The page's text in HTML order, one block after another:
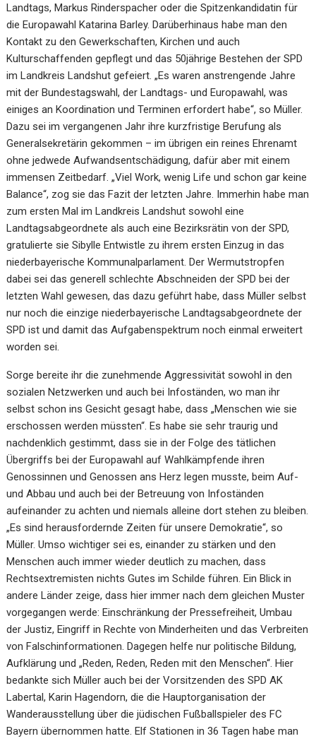
Landtags, Markus Rinderspacher oder die Spitzenkandidatin für
die Europawahl Katarina Barley. Darüberhinaus habe man den
Kontakt zu den Gewerkschaften, Kirchen und auch
Kulturschaffenden gepflegt und das 50jährige Bestehen der SPD
im Landkreis Landshut gefeiert. „Es waren anstrengende Jahre
mit der Bundestagswahl, der Landtags- und Europawahl, was
einiges an Koordination und Terminen erfordert habe“, so Müller.
Dazu sei im vergangenen Jahr ihre kurzfristige Berufung als
Generalsekretärin gekommen – im übrigen ein reines Ehrenamt
ohne jedwede Aufwandsentschädigung, dafür aber mit einem
immensen Zeitbedarf. „Viel Work, wenig Life und schon gar keine
Balance“, zog sie das Fazit der letzten Jahre. Immerhin habe man
zum ersten Mal im Landkreis Landshut sowohl eine
Landtagsabgeordnete als auch eine Bezirksrätin von der SPD,
gratulierte sie Sibylle Entwistle zu ihrem ersten Einzug in das
niederbayerische Kommunalparlament. Der Wermutstropfen
dabei sei das generell schlechte Abschneiden der SPD bei der
letzten Wahl gewesen, das dazu geführt habe, dass Müller selbst
nur noch die einzige niederbayerische Landtagsabgeordnete der
SPD ist und damit das Aufgabenspektrum noch einmal erweitert
worden sei.
Sorge bereite ihr die zunehmende Aggressivität sowohl in den
sozialen Netzwerken und auch bei Infoständen, wo man ihr
selbst schon ins Gesicht gesagt habe, dass „Menschen wie sie
erschossen werden müssten“. Es habe sie sehr traurig und
nachdenklich gestimmt, dass sie in der Folge des tätlichen
Übergriffs bei der Europawahl auf Wahlkämpfende ihren
Genossinnen und Genossen ans Herz legen musste, beim Auf-
und Abbau und auch bei der Betreuung von Infoständen
aufeinander zu achten und niemals alleine dort stehen zu bleiben.
„Es sind herausfordernde Zeiten für unsere Demokratie“, so
Müller. Umso wichtiger sei es, einander zu stärken und den
Menschen auch immer wieder deutlich zu machen, dass
Rechtsextremisten nichts Gutes im Schilde führen. Ein Blick in
andere Länder zeige, dass hier immer nach dem gleichen Muster
vorgegangen werde: Einschränkung der Pressefreiheit, Umbau
der Justiz, Eingriff in Rechte von Minderheiten und das Verbreiten
von Falschinformationen. Dagegen helfe nur politische Bildung,
Aufklärung und „Reden, Reden, Reden mit den Menschen“. Hier
bedankte sich Müller auch bei der Vorsitzenden des SPD AK
Labertal, Karin Hagendorn, die die Hauptorganisation der
Wanderausstellung über die jüdischen Fußballspieler des FC
Bayern übernommen hatte. Elf Stationen in 36 Tagen habe man